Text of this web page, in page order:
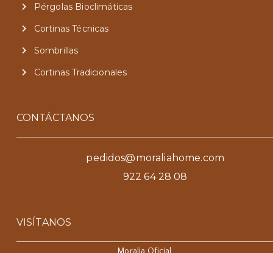
Pérgolas Bioclimáticas
Cortinas Técnicas
Sombrillas
Cortinas Tradicionales
CONTÁCTANOS
pedidos@moraliahome.com
922 64 28 08
VISÍTANOS
Moralia Oficial